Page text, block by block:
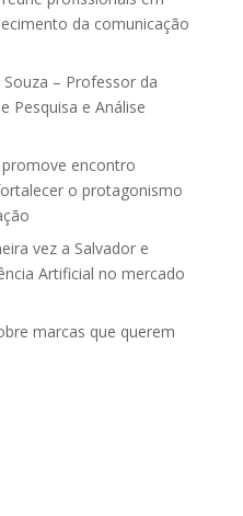
da comunicação
– Professor da
Pesquisa e Análise
encontro
o protagonismo
vez a Salvador e
Artificial no mercado
marcas que querem